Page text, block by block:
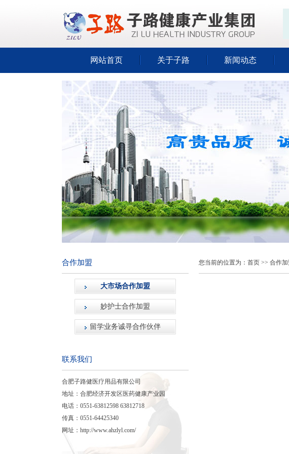
网站首页 关于子路 新闻动态
合作加盟
大市场合作加盟
妙护士合作加盟
留学业务诚寻合作伙伴
联系我们
合肥子路健医疗用品有限公司
地址：合肥经济开发区医药健康产业园
电话：0551-63812598 63812718
传真：0551-64425340
网址： http://www.ahzlyl.com/
您当前的位置为： 首页 >> 合作加